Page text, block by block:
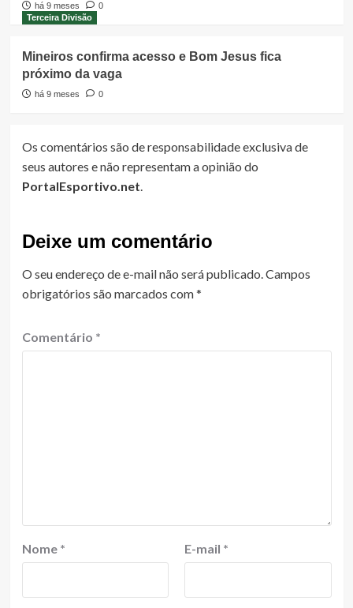
há 9 meses
0
Terceira Divisão
Mineiros confirma acesso e Bom Jesus fica
próximo da vaga
há 9 meses 0
Os comentários são de responsabilidade exclusiva de
seus autores e não representam a opinião do
PortalEsportivo.net.
Deixe um comentário
O seu endereço de e-mail não será publicado.Campos
obrigatórios são marcados com*
Comentário *
Nome * E-mail *